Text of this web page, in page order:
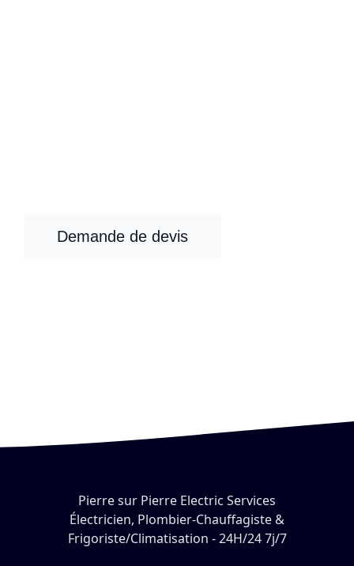
Demande de devis
Pierre sur Pierre Electric Services
Électricien, Plombier-Chauffagiste &
Frigoriste/Climatisation - 24H/24 7j/7